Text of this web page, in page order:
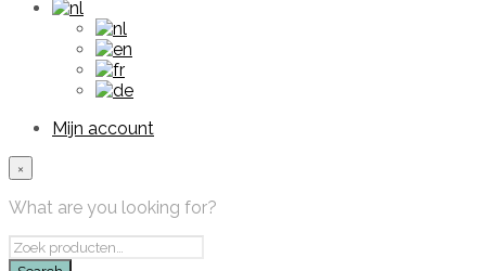
Mijn account
×
What are you looking for?